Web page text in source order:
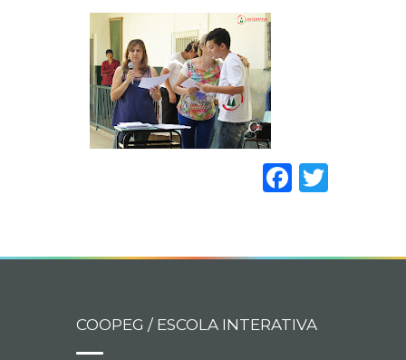
COOPEG / ESCOLA INTERATIVA